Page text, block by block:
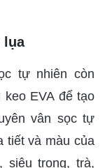
lụa
tự nhiên còn
keo EVA để tạo
vân sọc tự
tiết và màu của
siêu trong, trà,